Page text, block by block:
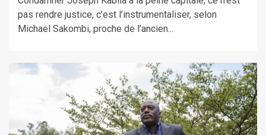
pas rendre justice, c’est l’instrumentaliser, selon
Michael Sakombi, proche de l’ancien...